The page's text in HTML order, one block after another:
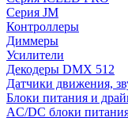
Серия JM
Контроллеры
Диммеры
Усилители
Декодеры DMX 512
Датчики движения,
Блоки питания и
AC/DC блоки